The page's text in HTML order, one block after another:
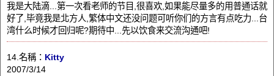
我是大陆滴...第一次看老师的节目,很喜欢,如果能尽量多的用普通话就
好了,毕竟我是北方人,繁体中文还没问题可听你们的方言有点吃力...台
湾什么时候才回归呢?期待中...先以饮食来交流沟通吧!
14.名稱： Kitty
2007/3/14